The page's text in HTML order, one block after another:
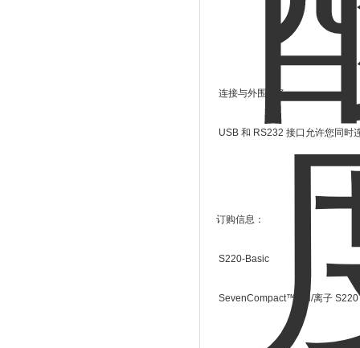
连接与外围设备
USB 和 RS232 接口允许您同时
订购信息：
S220-Basic
SevenCompact™ pH/离子 S220